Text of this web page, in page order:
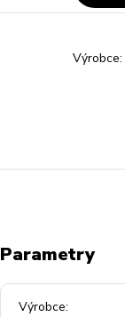
Výrobce:
Parametry
Výrobce